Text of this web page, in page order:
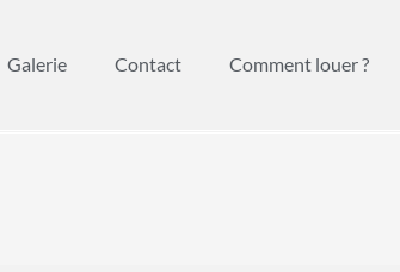
Galerie Contact Comment louer ?